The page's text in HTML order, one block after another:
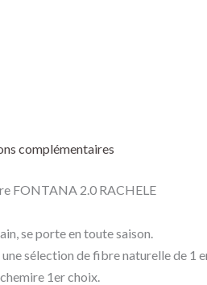
complémentaires
FONTANA 2.0 RACHELE
se porte en toute saison.
une sélection de fibre naturelle de
1er choix.